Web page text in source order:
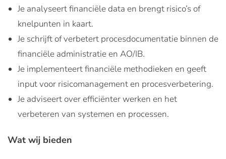
Je analyseert financiële data en brengt risico’s of
knelpunten in kaart.
Je schrijft of verbetert procesdocumentatie binnen de
financiële administratie en AO/IB.
Je implementeert financiële methodieken en geeft
input voor risicomanagement en procesverbetering.
Je adviseert over efficiënter werken en het
verbeteren van systemen en processen.
Wat wij bieden